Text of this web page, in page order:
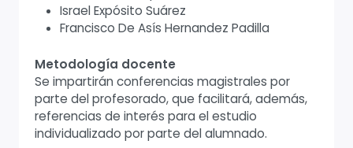
Israel Expósito Suárez
Francisco De Asís Hernandez Padilla
Metodología docente
Se impartirán conferencias magistrales por
parte del profesorado, que facilitará, además,
referencias de interés para el estudio
individualizado por parte del alumnado.